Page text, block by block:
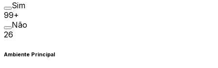
Sim
99+
Não
26
Ambiente Principal